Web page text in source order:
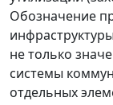
Обозначение
не только
системы
отдельных